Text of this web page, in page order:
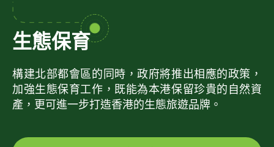
生態保育
構建北部都會區的同時，政府將推出相應的政策，
加強生態保育工作，既能為本港保留珍貴的自然資
產，更可進一步打造香港的生態旅遊品牌。